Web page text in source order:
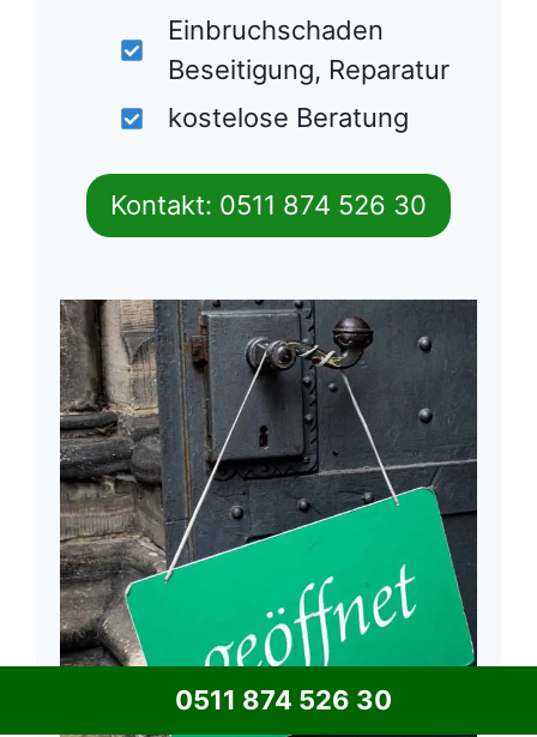
Einbruchschaden
Beseitigung, Reparatur
kostelose Beratung
Kontakt: 0511 874 526 30
0511 874 526 30